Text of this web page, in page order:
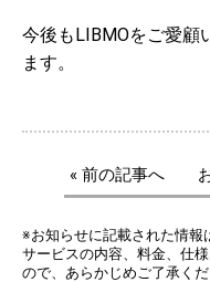
今後もLIBMOをご愛顧
ます。
« 前の記事へ
※お知らせに記載された情報
サービスの内容、料金、仕
ので、あらかじめご了承くだ